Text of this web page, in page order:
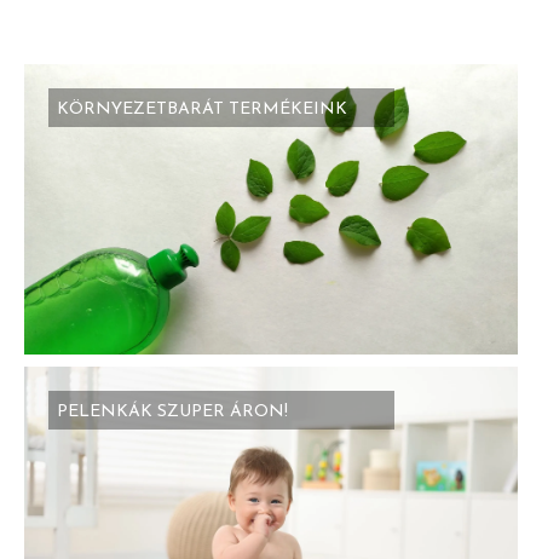
KÖRNYEZETBARÁT TERMÉKEINK
PELENKÁK SZUPER ÁRON!